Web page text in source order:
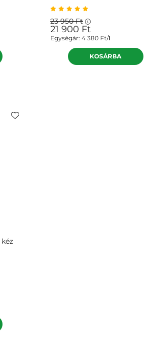
21 900 Ft
23 950Ft
Egységár: 4 380Ft/l